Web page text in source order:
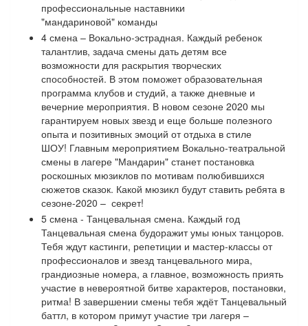
профессиональные наставники
"мандариновой" команды
4 смена – Вокально-эстрадная. Каждый ребенок
талантлив, задача смены дать детям все
возможности для раскрытия творческих
способностей. В этом поможет образовательная
программа клубов и студий, а также дневные и
вечерние мероприятия. В новом сезоне 2020 мы
гарантируем новых звезд и еще больше полезного
опыта и позитивных эмоций от отдыха в стиле
ШОУ! Главным мероприятием Вокально-театральной
смены в лагере "Мандарин" станет постановка
роскошных мюзиклов по мотивам полюбившихся
сюжетов сказок. Какой мюзикл будут ставить ребята в
сезоне-2020 – секрет!
5 смена - Танцевальная смена. Каждый год
Танцевальная смена будоражит умы юных танцоров.
Тебя ждут кастинги, репетиции и мастер-классы от
профессионалов и звезд танцевального мира,
грандиозные номера, а главное, возможность приять
участие в невероятной битве характеров, постановки,
ритма! В завершении смены тебя ждёт Танцевальный
баттл, в котором примут участие три лагеря –